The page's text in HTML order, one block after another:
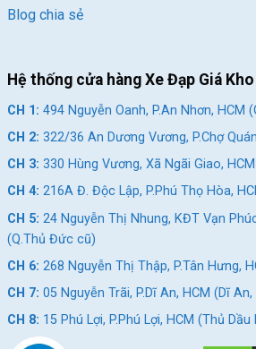
Blog chia sẻ
Hệ thống cửa hàng Xe Đạp Giá Kho
CH 1: 494 Nguyễn Oanh, P.An Nhơn, HCM
CH 2: 322/36 An Dương Vương, P.Chợ
CH 3: 330 Hùng Vương, Xã Ngãi Giao,
CH 4: 216A Đ. Độc Lập, P.Phú Thọ Hòa,
CH 5: 24 Nguyễn Thị Nhung, KĐT Vạn
(Q.Thủ Đức cũ)
CH 6: 268 Nguyễn Thị Thập, P.Tân Hưng,
CH 7: 05 Nguyễn Trãi, P.Dĩ An, HCM (Dĩ
CH 8: 15 Phú Lợi, P.Phú Lợi, HCM (Thủ